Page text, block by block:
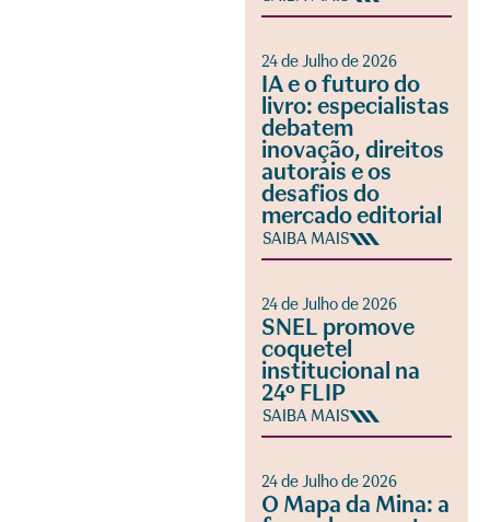
24 de Julho de 2026
IA e o futuro do
livro: especialistas
debatem
inovação, direitos
autorais e os
desafios do
mercado editorial
SAIBA MAIS
24 de Julho de 2026
SNEL promove
coquetel
institucional na
24º FLIP
SAIBA MAIS
24 de Julho de 2026
O Mapa da Mina: a